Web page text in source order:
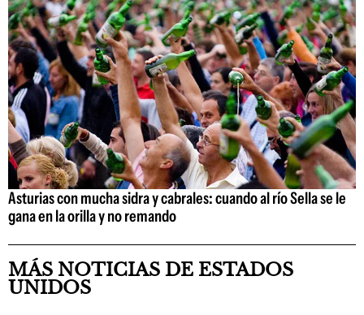
Asturias con mucha sidra y cabrales: cuando al río Sella se le
gana en la orilla y no remando
MÁS NOTICIAS DE ESTADOS
UNIDOS